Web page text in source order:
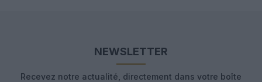
NEWSLETTER
Recevez notre actualité, directement dans votre boîte